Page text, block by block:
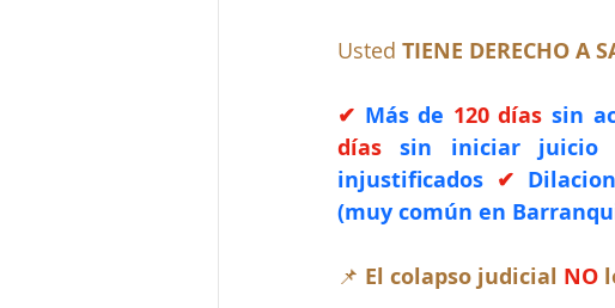
Usted TIENE DERECHO A
✔ Más de 120 días sin
días sin iniciar juicio
injustificados ✔
(muy común en
📌 El colapso judicial NO